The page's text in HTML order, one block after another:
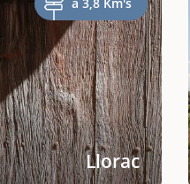
Llorac